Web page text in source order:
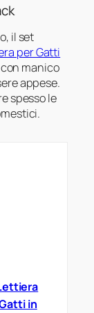
il set
per Gatti
manico
appese.
spesso le
in